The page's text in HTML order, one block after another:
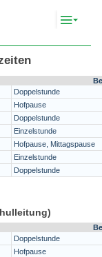
Doppelstunde
Hofpause
Doppelstunde
Einzelstunde
Hofpause, Mittagspause
Einzelstunde
Doppelstunde
Doppelstunde
Hofpause